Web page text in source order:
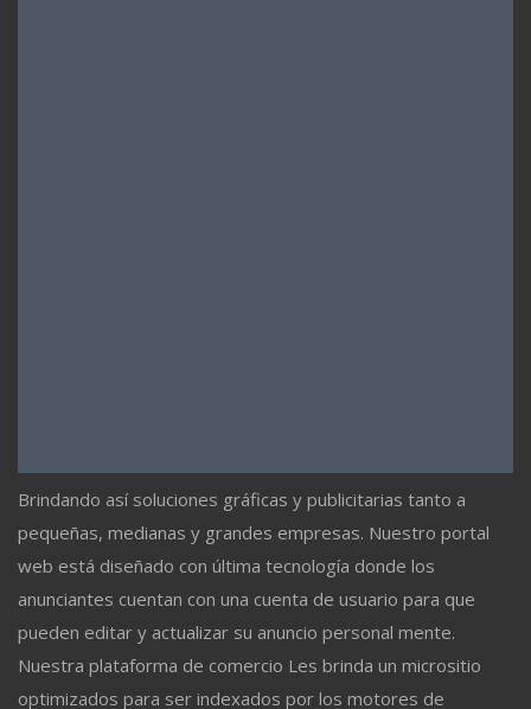
Brindando así soluciones gráficas y publicitarias tanto a
pequeñas, medianas y grandes empresas. Nuestro portal
web está diseñado con última tecnología donde los
anunciantes cuentan con una cuenta de usuario para que
pueden editar y actualizar su anuncio personal mente.
Nuestra plataforma de comercio Les brinda un micrositio
optimizados para ser indexados por los motores de